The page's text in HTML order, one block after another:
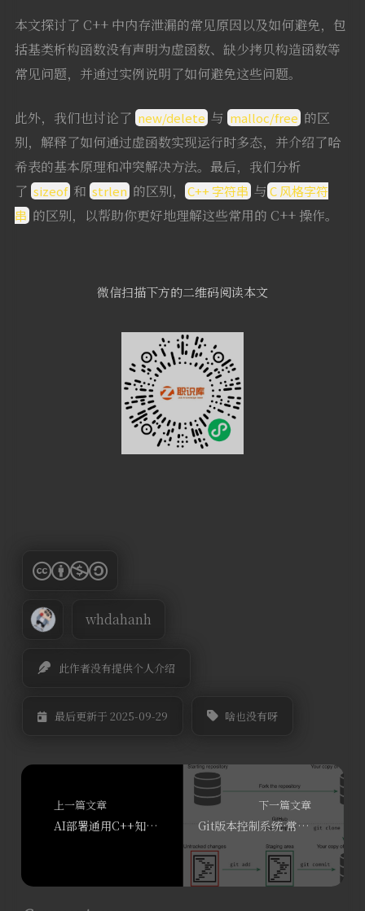
本文探讨了 C++ 中内存泄漏的常见原因以及如何避免，包
括基类析构函数没有声明为虚函数、缺少拷贝构造函数等
常见问题，并通过实例说明了如何避免这些问题。
此外，我们也讨论了 new/delete与 malloc/free的区
别，解释了如何通过虚函数实现运行时多态，并介绍了哈
希表的基本原理和冲突解决方法。最后，我们分析
了 sizeof和 strlen的区别， C++ 字符串与C 风格字符
串的区别，以帮助你更好地理解这些常用的 C++ 操作。
微信扫描下方的二维码阅读本文
whdahanh
此作者没有提供个人介绍
最后更新于 2025-09-29 啥也没有呀
上一篇文章
AI部署通用C++知识点–面试必知必会(part1)
下一篇文章
Git版本控制系统·常见的命令